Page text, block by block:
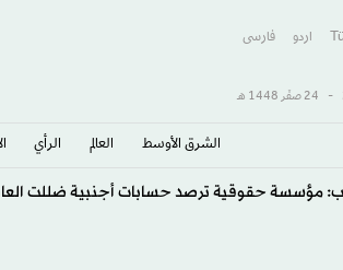
اردو فارسى
- 24 صفَر 1448 هـ
الشرق الأوسط​ العالم الرأي
رجل في روتردام الهولندية بعد عمليات طعن